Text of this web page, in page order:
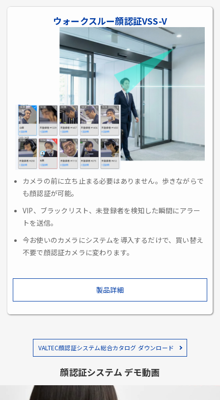
ウォークスルー顔認証VSS-V
カメラの前に立ち止まる必要はありません。歩きながらで
も顔認証が可能。
VIP、ブラックリスト、未登録者を検知した瞬間にアラー
トを送信。
今お使いのカメラにシステムを導入するだけで、買い替え
不要で顔認証カメラに変わります。
製品詳細
VALTEC顔認証システム総合カタログ ダウンロード
顔認証システム デモ動画